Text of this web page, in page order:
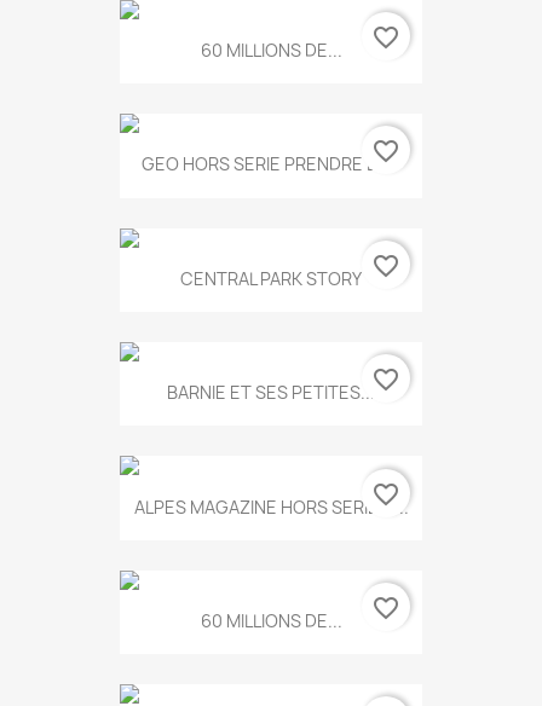
60 MILLIONS DE... favorite_border
GEO HORS SERIE PRENDRE LE...
favorite_border
CENTRAL PARK STORY favorite_border
BARNIE ET SES PETITES...favorite_border
ALPES MAGAZINE HORS SERIE N...
favorite_border
60 MILLIONS DE... favorite_border